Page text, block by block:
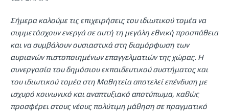
Σήμερα καλούμε τις επιχειρήσεις του ιδιωτικού τομέα να
συμμετάσχουν ενεργά σε αυτή τη μεγάλη εθνική προσπάθεια
και να συμβάλουν ουσιαστικά στη διαμόρφωση των
αυριανών πιστοποιημένων επαγγελματιών της χώρας. Η
συνεργασία του δημόσιου εκπαιδευτικού συστήματος και
του ιδιωτικού τομέα στη Μαθητεία αποτελεί επένδυση με
ισχυρό κοινωνικό και αναπτυξιακό αποτύπωμα, καθώς
προσφέρει στους νέους πολύτιμη μάθηση σε πραγματικό